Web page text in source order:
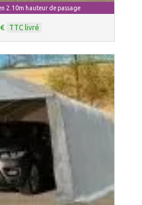
2.10m hauteur de passage
TTC livré